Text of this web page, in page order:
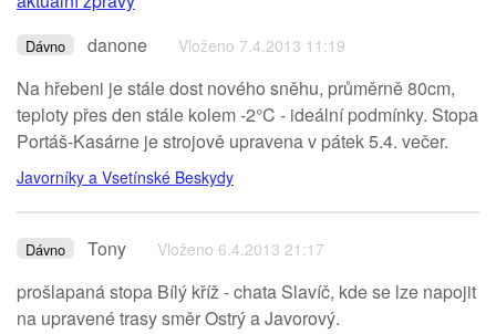
Dávno danone Vloženo 7.4.2013 11:19
Na hřebeni je stále dost nového sněhu, průměrně 80cm,
teploty přes den stále kolem -2°C - ideální podmínky. Stopa
Portáš-Kasárne je strojově upravena v pátek 5.4. večer.
Javorníky a Vsetínské Beskydy
Dávno Tony Vloženo 6.4.2013 21:17
prošlapaná stopa Bílý kříž - chata Slavíč, kde se lze napojit
na upravené trasy směr Ostrý a Javorový.